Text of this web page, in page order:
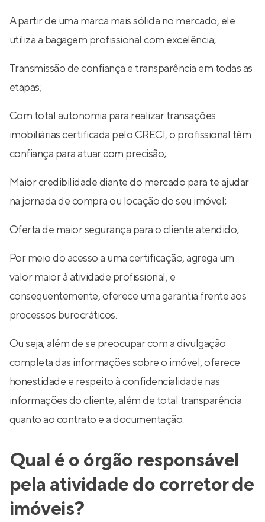
A partir de uma marca mais sólida no mercado, ele
utiliza a bagagem profissional com excelência;
Transmissão de confiança e transparência em todas as
etapas;
Com total autonomia para realizar transações
imobiliárias certificada pelo CRECI, o profissional têm
confiança para atuar com precisão;
Maior credibilidade diante do mercado para te ajudar
na jornada de compra ou locação do seu imóvel;
Oferta de maior segurança para o cliente atendido;
Por meio do acesso a uma certificação, agrega um
valor maior à atividade profissional, e
consequentemente, oferece uma garantia frente aos
processos burocráticos.
Ou seja, além de se preocupar com a divulgação
completa das informações sobre o imóvel, oferece
honestidade e respeito à confidencialidade nas
informações do cliente, além de total transparência
quanto ao contrato e a documentação.
Qual é o órgão responsável
pela atividade do corretor de
imóveis?